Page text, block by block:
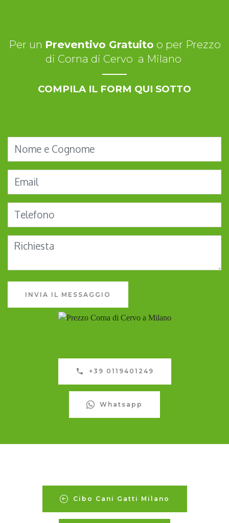
Per un Preventivo Gratuito o per Prezzo
di Corna di Cervo a Milano
COMPILA IL FORM QUI SOTTO
INVIA IL MESSAGGIO
+39 0119401249
Whatsapp
Cibo Cani Gatti Milano